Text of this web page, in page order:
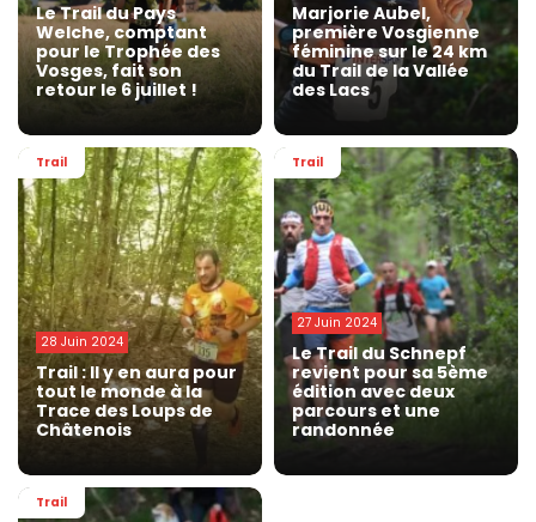
Le Trail du Pays
Welche, comptant
pour le Trophée des
Vosges, fait son
retour le 6 juillet !
Marjorie Aubel,
première Vosgienne
féminine sur le 24 km
du Trail de la Vallée
des Lacs
Trail
28 Juin 2024
Trail : Il y en aura pour
tout le monde à la
Trace des Loups de
Châtenois
Trail
27 Juin 2024
Le Trail du Schnepf
revient pour sa 5ème
édition avec deux
parcours et une
randonnée
Trail